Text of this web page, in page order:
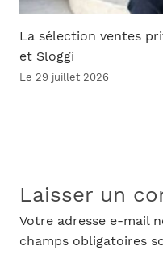
La sélection ventes
et Sloggi
Le 29 juillet 2026
Laisser un
Votre adresse e-mail
champs obligatoires